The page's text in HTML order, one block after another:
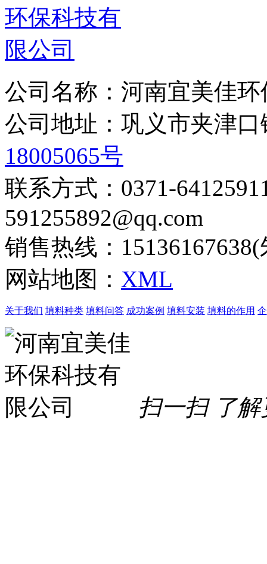
公司名称：河南宜美佳
公司地址：巩义市夹
18005065号
联系方式：0371-
591255892@qq.com
销售热线：
网站地图： XML
关于我们 填料种类 填料问答 成功案例 填料安装 填料的作用
扫一扫 了解